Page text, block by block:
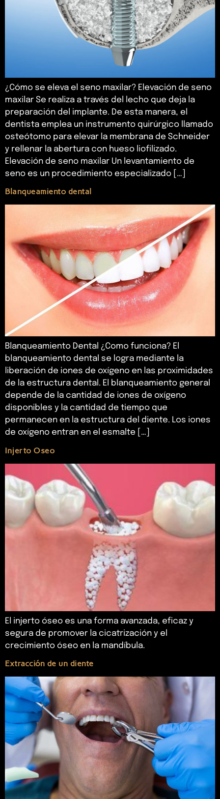
¿Cómo se eleva el seno maxilar? Elevación de seno
maxilar Se realiza a través del lecho que deja la
preparación del implante. De esta manera, el
dentista emplea un instrumento quirúrgico llamado
osteótomo para elevar la membrana de Schneider
y rellenar la abertura con hueso liofilizado.
Elevación de seno maxilar Un levantamiento de
seno es un procedimiento especializado […]
Blanqueamiento dental
Blanqueamiento Dental ¿Como funciona? El
blanqueamiento dental se logra mediante la
liberación de iones de oxígeno en las proximidades
de la estructura dental. El blanqueamiento general
depende de la cantidad de iones de oxígeno
disponibles y la cantidad de tiempo que
permanecen en la estructura del diente. Los iones
de oxígeno entran en el esmalte […]
Injerto Oseo
El injerto óseo es una forma avanzada, eficaz y
segura de promover la cicatrización y el
crecimiento óseo en la mandíbula.
Extracción de un diente